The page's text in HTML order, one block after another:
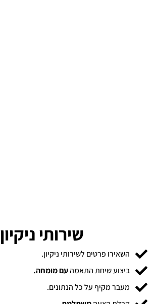
שירותי ניקיון
השאירו פרטים לשירותי ניקיון.
ביצוע שיחת התאמהעם מומחה.
מעבר מקיף על כל הנתונים.